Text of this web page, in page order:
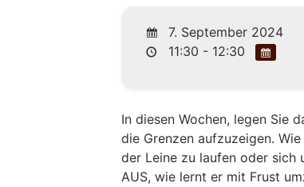
7. September 2024
11:30 - 12:30
In diesen Wochen, legen Sie
die Grenzen aufzuzeigen.
der Leine zu laufen oder sich
AUS, wie lernt er mit Frust